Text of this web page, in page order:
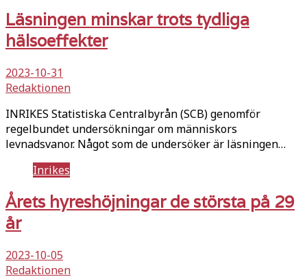
Läsningen minskar trots tydliga
hälsoeffekter
2023-10-31
Redaktionen
INRIKES Statistiska Centralbyrån (SCB) genomför
regelbundet undersökningar om människors
levnadsvanor. Något som de undersöker är läsningen…
Inrikes
Årets hyreshöjningar de största på 29
år
2023-10-05
Redaktionen